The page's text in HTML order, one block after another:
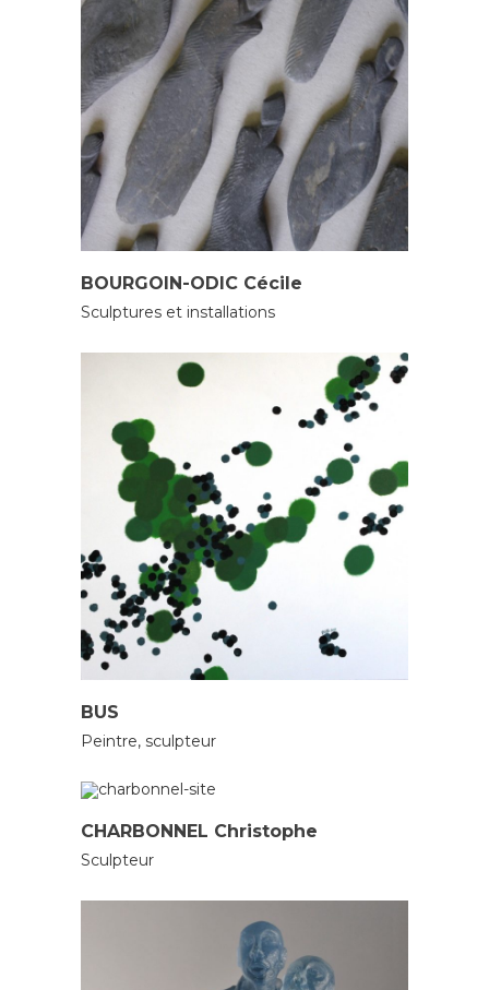
SCULPTEURS
BOURGOIN-ODIC Cécile
Sculptures et installations
PEINTRES SCULPTEURS
BUS
Peintre, sculpteur
CHARBONNEL Christophe
Sculpteur